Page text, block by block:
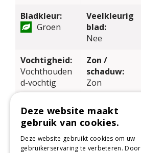
Bladkleur:
Groen
Veelkleurig
blad:
Nee
Vochtigheid:
Vochthouden
d-vochtig
Zon /
schaduw:
Zon
Zuurgraad
grond:
Zwak zuur tot
licht basisch
Hoogte in
CM:
500
Deze website maakt
gebruik van cookies.
Deze website gebruikt cookies om uw
gebruikerservaring te verbeteren. Door